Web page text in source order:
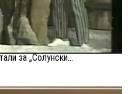
за „Солунски...